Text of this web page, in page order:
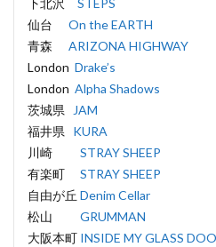
下北沢 STEPS
仙台 On the EARTH
青森 ARIZONA HIGHWAY
London Drake’s
London Alpha Shadows
茨城県
JAM
福井県 KURA
川崎 STRAY SHEEP
有楽町 STRAY SHEEP
自由が丘 Denim Cellar
松山 GRUMMAN
大阪本町 INSIDE MY GLASS